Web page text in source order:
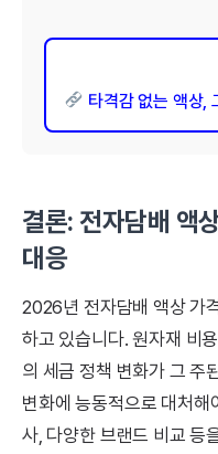
타격감 없는 액상,
결론: 전자담배 액
대응
2026년 전자담배 액상 가
하고 있습니다. 원자재 비
의 세금 정책 변화가 그 주
변화에 능동적으로 대처해
사, 다양한 브랜드 비교 등